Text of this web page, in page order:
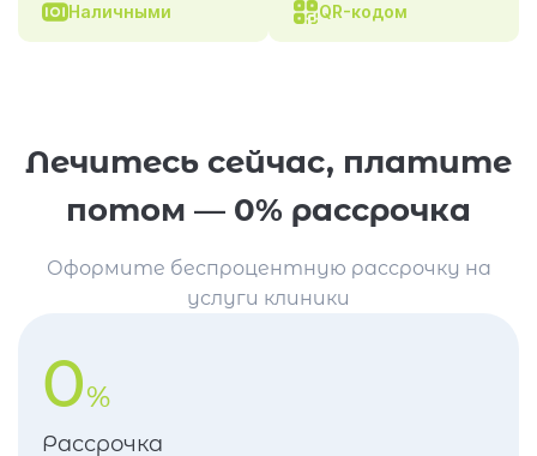
Наличными QR-кодом
Лечитесь сейчас, платите
потом — 0% рассрочка
Оформите беспроцентную рассрочку на
услуги клиники
0%
Рассрочка